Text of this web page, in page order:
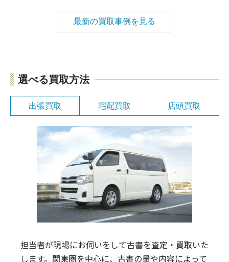
最新の買取事例を見る
選べる買取方法
出張買取 宅配買取 店頭買取
担当者が現場にお伺いをして古書を査定・買取いた
します。関東圏を中心に、古書の量や内容によって